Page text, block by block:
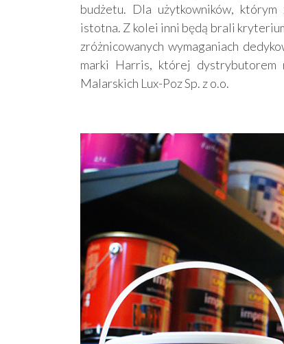
budżetu. Dla użytkowników,
istotna. Z kolei inni będą brali
zróżnicowanych wymaganiach
marki Harris, której dystrybutorem
Malarskich Lux-Poz Sp. z o.o.